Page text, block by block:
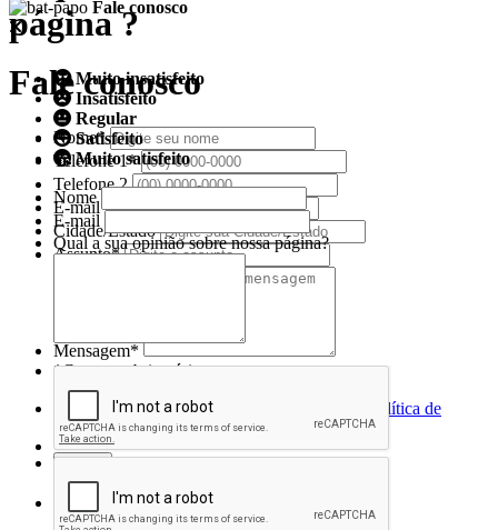
Fale conosco
Fale conosco
Nome*
Telefone 1*
Telefone 2
E-mail*
Cidade/Estado
Assunto*
Mensagem*
*Campos obrigatórios
Ao iniciar um contato, você concorda com a
Política de
privacidade
página ?
Muito insatisfeito
Insatisfeito
Regular
Satisfeito
Muito satisfeito
Nome
E-mail
Qual a sua opinião sobre nossa página?
Conecte-se conosco nas redes sociais